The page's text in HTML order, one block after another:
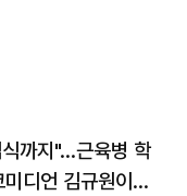
까지"…근육병 학
디언 김규원이었